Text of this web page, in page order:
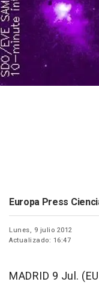
Europa Press
Lunes, 9 julio 2012
Actualizado: 16:47
MADRID 9 Jul.